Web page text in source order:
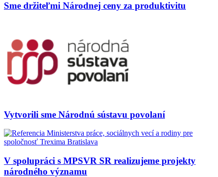
Sme držiteľmi Národnej ceny za produktivitu
Vytvorili sme Národnú sústavu povolaní
V spolupráci s MPSVR SR realizujeme projekty
národného významu